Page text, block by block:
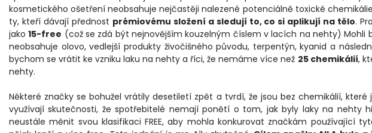
kosmetického ošetření neobsahuje nejčastěji nalezené potenciálně toxické
ty, kteří dávají přednost prémiovému složení a sledují to, co si aplikují na tělo.
jako15-free (což se zdá být nejnovějším kouzelným číslem v lacích na nehty) Mohli
neobsahuje olovo, vedlejší produkty živočišného původu, terpentýn, kyanid a
bychom se vrátit ke vzniku laku na nehty a říci, že nemáme více než 25 chemikálií,
nehty.
Některé značky se bohužel vrátily desetiletí zpět a tvrdí, že jsou bez chemikálií,
využívají skutečnosti, že spotřebitelé nemají ponětí o tom, jak byly laky na nehty
neustále měnit svou klasifikaci FREE, aby mohla konkurovat značkám používající